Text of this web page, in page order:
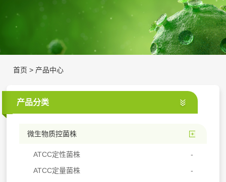
首页 > 产品中心
产品分类
微生物质控菌株
ATCC定性菌株
ATCC定量菌株